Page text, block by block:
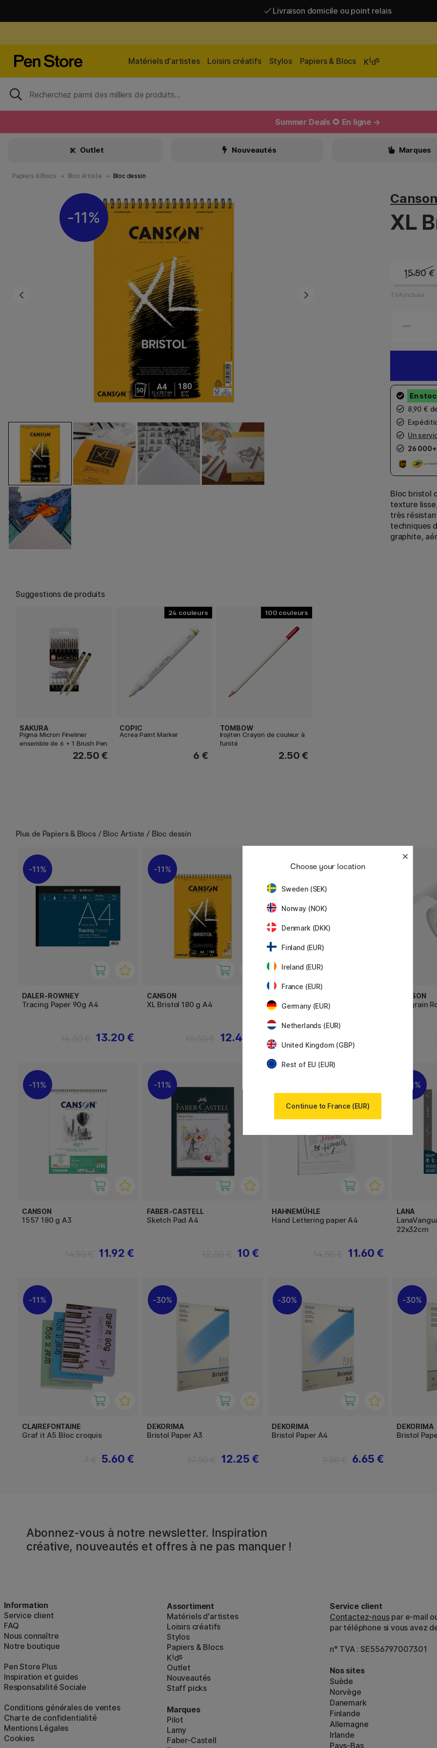
Livraison domicile ou point relais
Matériels d'artistes Loisirs créatifs Stylos Papiers & Blocs Kids
Summer Deals 🌻 En ligne →
Outlet Nouveautés Marques
Papiers & Blocs Bloc Artiste Bloc dessin
11%
Suggestions de produits
SAKURA
Pigma Micron Fineliner
ensemble de 6 + 1 Brush Pen
22.50 €
24
COPIC
Acrea Paint Marker
6 €
100
TOMBOW
Irojiten Crayon de couleur à
l’unité
2.50 €
XL
15.50 €
TVA incluse
8,90 €
Un
26 000+
Bloc bristol
texture
très
techniques
graphite,
Plus de Papiers & Blocs / Bloc Artiste / Bloc dessin
11%
DALER-ROWNEY
Tracing Paper 90g A4
13.20 €
11%
CANSON
XL Bristol 180 g A4
12.40 €
XL Bristol 180 g A3
CANSON
C à grain
11%
CANSON
1557 180 g A3
11.92 €
11%
FABER-CASTELL
Sketch Pad A4
10 €
HAHNEMÜHLE
Hand Lettering paper A4
11.60 €
11%
LANA
22x32cm
11%
CLAIREFONTAINE
Graf it A5 Bloc croquis
5.60 €
30%
DEKORIMA
Bristol Paper A3
12.25 €
30%
DEKORIMA
Bristol Paper A4
6.65 €
30%
DEKORIMA
Bristol
Abonnez-vous à notre newsletter. Inspiration
créative, nouveautés et offres à ne pas manquer !
Information
Service client
FAQ
Nous connaître
Notre boutique
Pen Store Plus
Inspiration et guides
Responsabilité Sociale
Conditions générales de ventes
Charte de confidentialité
Mentions Légales
Cookies
Assortiment
Matériels d'artistes
Loisirs créatifs
Stylos
Papiers & Blocs
Kids
Outlet
Nouveautés
Staff picks
Marques
Pilot
Lamy
Faber-Castell
Service client
Contactez-nouspar e-mail
par téléphone si vous avez
n° TVA : SE556797007301
Nos sites
Suède
Norvège
Danemark
Finlande
Allemagne
Irlande
Pays-Bas
Choose your location
Sweden (SEK)
Norway (NOK)
Denmark (DKK)
Finland (EUR)
Ireland (EUR)
France (EUR)
Germany (EUR)
Netherlands (EUR)
United Kingdom (GBP)
Rest of EU (EUR)
Continue to France (EUR)